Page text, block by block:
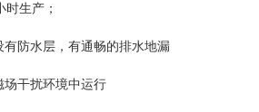
生产；
防水层，有通畅的排水地漏
干扰环境中运行